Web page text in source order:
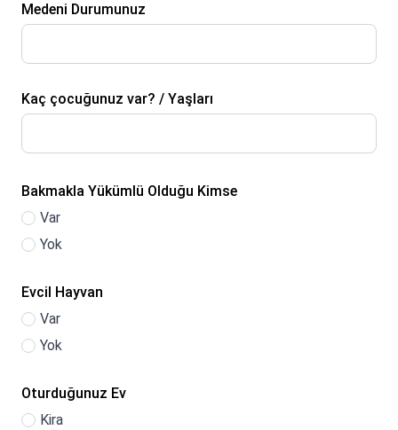
Medeni Durumunuz
Kaç çocuğunuz var? / Yaşları
Bakmakla Yükümlü Olduğu Kimse
Var
Yok
Evcil Hayvan
Var
Yok
Oturduğunuz Ev
Kira